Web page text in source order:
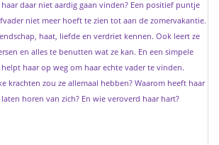
daar niet aardig gaan vinden? Een positief puntje
niet meer hoeft te zien tot aan de zomervakantie.
haat, liefde en verdriet kennen. Ook leert ze
en alles te benutten wat ze kan. En een simpele
haar op weg om haar echte vader te vinden.
krachten zou ze allemaal hebben? Waarom heeft haar
horen van zich? En wie veroverd haar hart?